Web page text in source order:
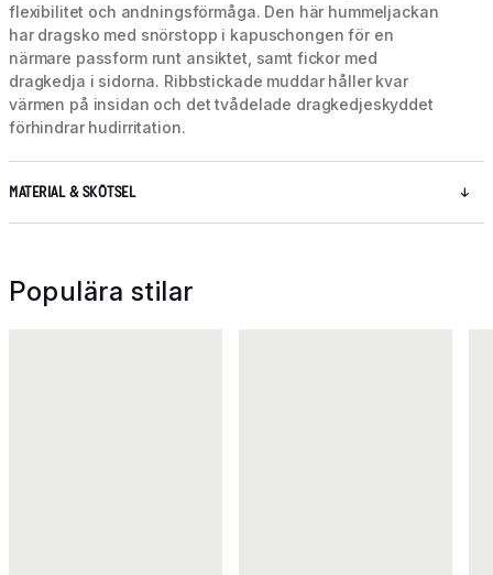
flexibilitet och andningsförmåga. Den här hummeljackan
har dragsko med snörstopp i kapuschongen för en
närmare passform runt ansiktet, samt fickor med
dragkedja i sidorna. Ribbstickade muddar håller kvar
värmen på insidan och det tvådelade dragkedjeskyddet
förhindrar hudirritation.
MATERIAL & SKÖTSEL
Populära stilar